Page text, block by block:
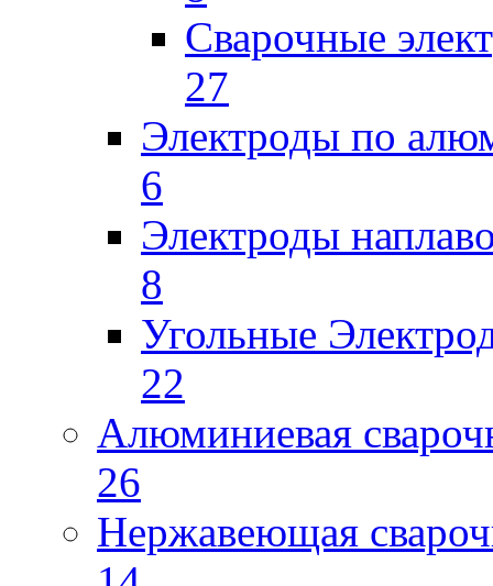
Сварочные
27
Электроды по
6
Электроды
8
Угольные
22
Алюминиевая
26
Нержавеющая